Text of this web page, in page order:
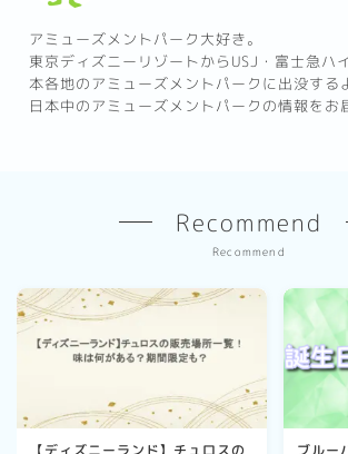
アミューズメントパーク大好き。
東京ディズニーリゾートからUSJ・富士急ハ
本各地のアミューズメントパークに出没する
日本中のアミューズメントパークの情報をお
Recommend
Recommend